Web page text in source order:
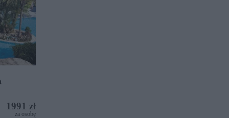
1991 zł
za osobę